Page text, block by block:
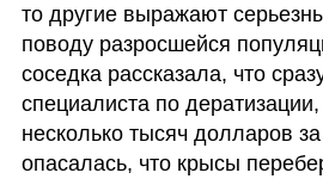
то другие выражают
поводу разросшейся
соседка рассказала, что
специалиста по
несколько тысяч долларов
опасалась, что крысы